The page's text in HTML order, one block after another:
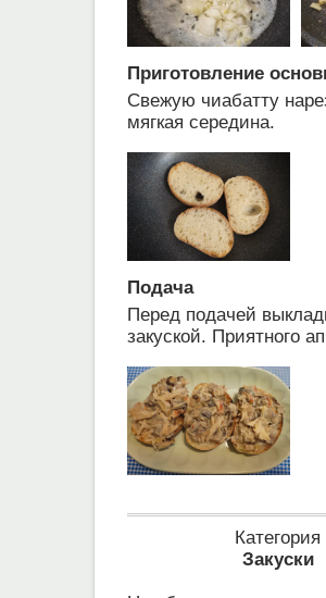
Приготовление
Свежую чиабатту
мягкая середина.
Подача
Перед подачей
закуской. Приятного
Категория
Закуски